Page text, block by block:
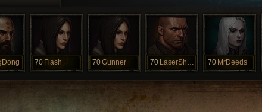
70 Flash 70Gunner 70 LaserShow 70 MrDeeds